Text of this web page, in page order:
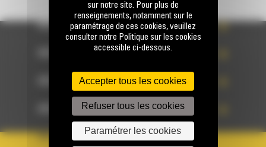
ACCÈS RAPIDE
ACCÈS RAPIDE
ACCÈS RAPIDE
ACCÈS RAPIDE
PAYS
sur notre site. Pour plus de
renseignements, notamment sur le
paramétrage de ces cookies, veuillez
consulter notre Politique sur les cookies
accessible ci-dessous.
Accepter tous les cookies
Refuser tous les cookies
Paramétrer les cookies